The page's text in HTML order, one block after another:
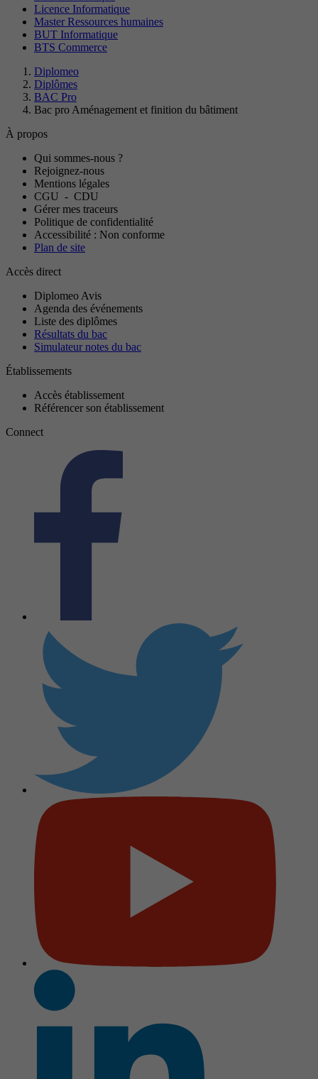
Licence Informatique
Master Ressources humaines
BUT Informatique
BTS Commerce
Diplomeo
Diplômes
BAC Pro
Bac pro Aménagement et finition du bâtiment
À propos
Qui sommes-nous ?
Rejoignez-nous
Mentions légales
CGU - CDU
Gérer mes traceurs
Politique de confidentialité
Accessibilité : Non conforme
Plan de site
Accès direct
Diplomeo Avis
Agenda des événements
Liste des diplômes
Résultats du bac
Simulateur notes du bac
Établissements
Accès établissement
Référencer son établissement
Connect